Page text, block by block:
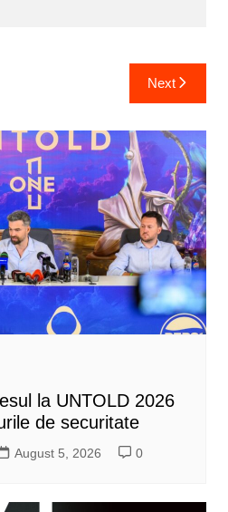
Next
la UNTOLD 2026
de securitate
August 5, 2026 0